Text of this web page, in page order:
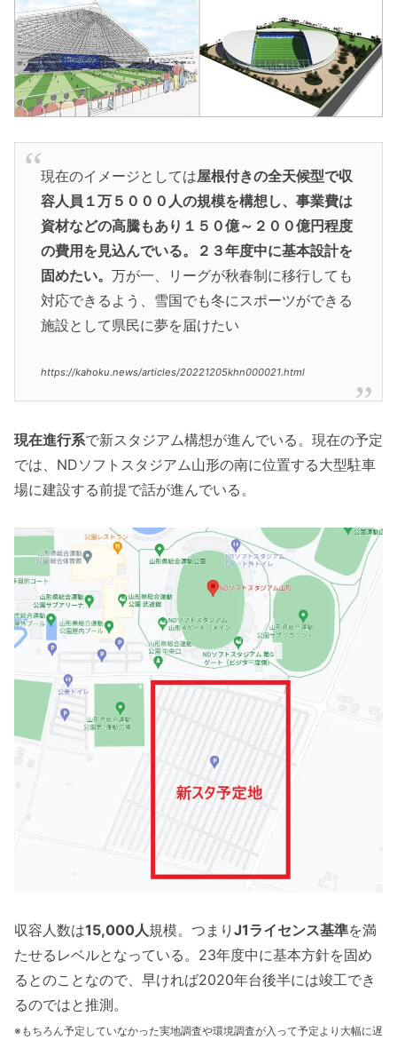
現在のイメージとしては屋根付きの全天候型で収
容人員１万５０００人の規模を構想し、事業費は
資材などの高騰もあり１５０億～２００億円程度
の費用を見込んでいる。２３年度中に基本設計を
固めたい。 万が一、リーグが秋春制に移行しても
対応できるよう、雪国でも冬にスポーツができる
施設として県民に夢を届けたい
https://kahoku.news/articles/20221205khn000021.html
現在進行系で新スタジアム構想が進んでいる。現在の予定
では、NDソフトスタジアム山形の南に位置する大型駐車
場に建設する前提で話が進んでいる。
収容人数は15,000人規模。つまり J1ライセンス基準を満
たせるレベルとなっている。23年度中に基本方針を固め
るとのことなので、早ければ2020年台後半には竣工でき
るのではと推測。
※もちろん予定していなかった実地調査や環境調査が入って予定より大幅に遅